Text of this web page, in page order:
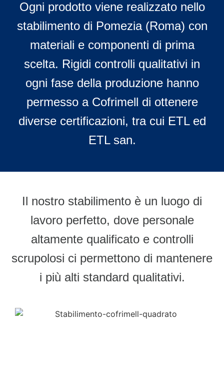
Ogni prodotto viene realizzato nello
stabilimento di Pomezia (Roma) con
materiali e componenti di prima
scelta. Rigidi controlli qualitativi in
ogni fase della produzione hanno
permesso a Cofrimell di ottenere
diverse certificazioni, tra cui ETL ed
ETL san.
Il nostro stabilimento è un luogo di
lavoro perfetto, dove personale
altamente qualificato e controlli
scrupolosi ci permettono di mantenere
i più alti standard qualitativi.